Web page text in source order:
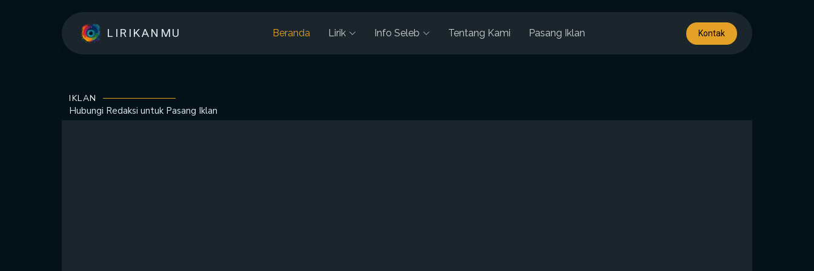
LIRIKANMU Beranda Lirik Info Seleb Tentang Kami Pasang Iklan Kontak
IKLAN
Hubungi Redaksi untuk Pasang Iklan